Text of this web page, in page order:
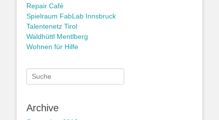
Repair Café
Spielraum FabLab Innsbruck
Talentenetz Tirol
Waldhüttl Mentlberg
Wohnen für Hilfe
Suche
nach:
Archive